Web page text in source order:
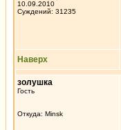
10.09.2010
Суждений: 31235
Наверх
золушка
Гость
Откуда: Minsk